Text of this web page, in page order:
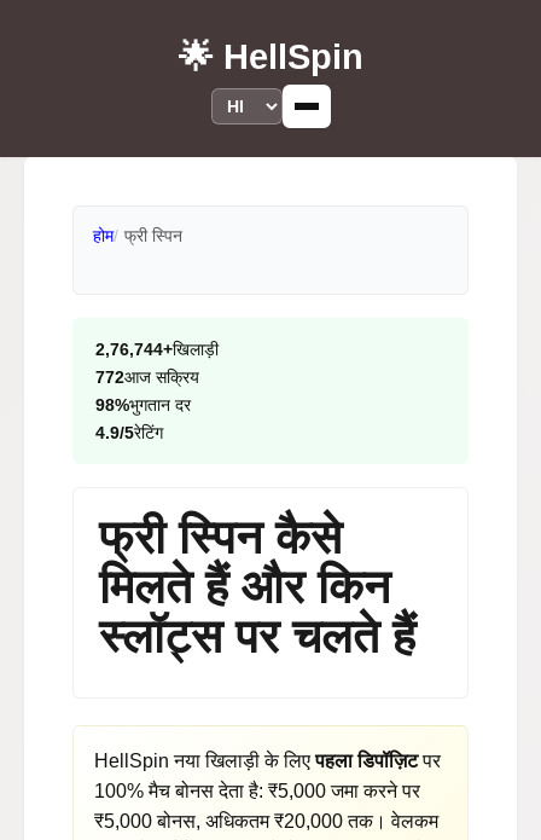
🌟 HellSpin
होम फ्री स्पिन
2,76,744+खिलाड़ी
772आज सक्रिय
98%भुगतान दर
4.9/5रेटिंग
फ्री स्पिन कैसे
मिलते हैं और किन
स्लॉट्स पर चलते हैं
HellSpin नया खिलाड़ी के लिएपहला डिपॉज़िटपर
100% मैच बोनस देता है: ₹5,000 जमा करने पर
₹5,000 बोनस, अधिकतम ₹20,000 तक। वेलकम